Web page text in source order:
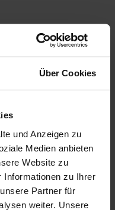
Über Cookies
und Anzeigen zu
Medien anbieten
Website zu
Informationen zu Ihrer
Partner für
weiter. Unsere
, Stahl- und AZ-
PLUS
Stück